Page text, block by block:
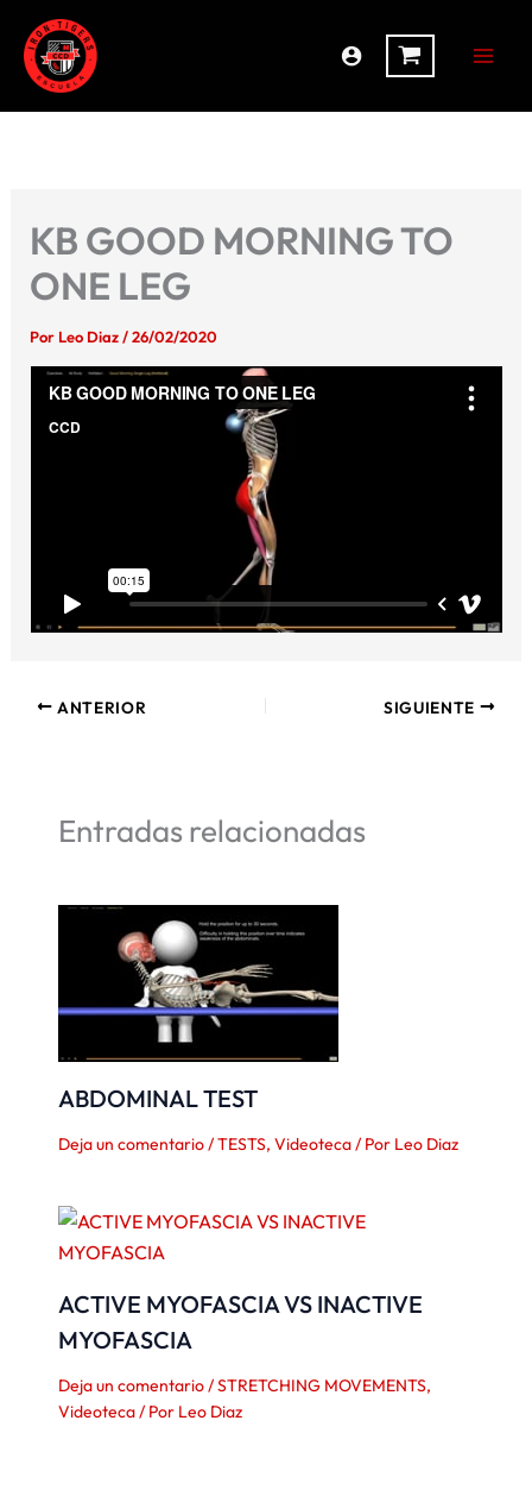
contenido
KB GOOD MORNING TO
ONE LEG
Por Leo Diaz/26/02/2020
ANTERIOR SIGUIENTE
Entradas relacionadas
ABDOMINAL TEST
Deja un comentario/TESTS, Videoteca/ Por Leo Diaz
ACTIVE MYOFASCIA VS INACTIVE
MYOFASCIA
Deja un comentario/STRETCHING MOVEMENTS,
Videoteca/ Por Leo Diaz